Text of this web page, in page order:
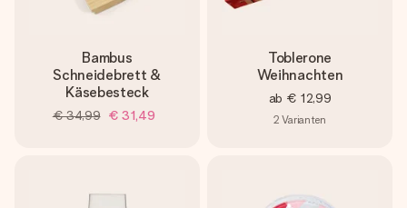
Bambus
Schneidebrett &
Käsebesteck
€ 34,99 € 31,49
Toblerone
Weihnachten
ab € 12,99
2 Varianten